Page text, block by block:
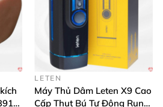
LETEN
Máy Thủ Dâm Leten X9 Cao
Cấp Thụt Bú Tự Động Rung